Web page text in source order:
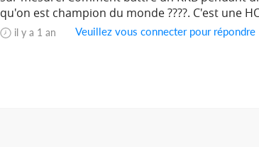
qu'on est champion du monde ????. C'est une
il y a 1 an Veuillez vous connecter pour répondre